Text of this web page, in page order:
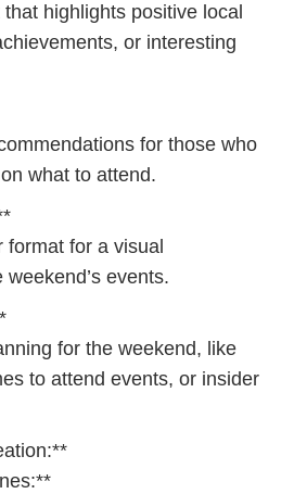
highlights positive local
or interesting
for those who
what to attend.
for a visual
events.
for the weekend, like
to attend events, or insider